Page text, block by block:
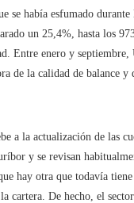
se había esfumado
un 25,4%, hasta los
Entre enero y
de la calidad de balance
a la actualización de las
y se revisan
hay otra que todavía
cartera. De hecho, el